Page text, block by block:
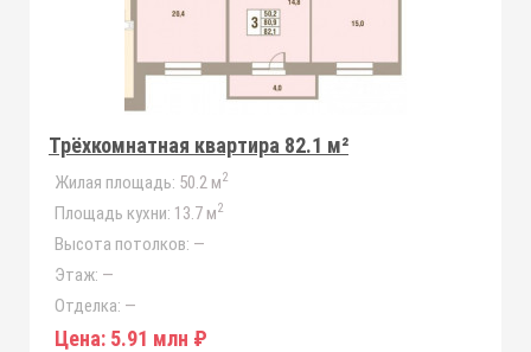
Трёхкомнатная квартира 82.1 м²
Жилая площадь: 50.2 м2
Площадь кухни: 13.7 м2
Высота потолков: —
Этаж: —
Отделка: —
Цена: 5.91 млн ₽